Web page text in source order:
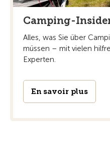
Camping-
Alles, was Sie über
müssen – mit vielen
Experten.
En savoir plus